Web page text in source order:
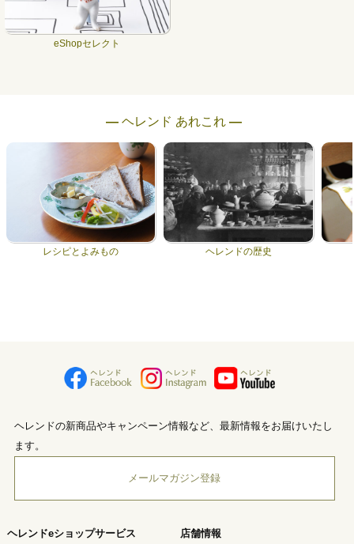
eShopセレクト
― ヘレンド あれこれ ―
レシピとよみもの ヘレンドの歴史
ヘレンドの新商品やキャンペーン情報など、最新情報をお届けいたし
ます。
メールマガジン登録
ヘレンドeショップサービス 店舗情報